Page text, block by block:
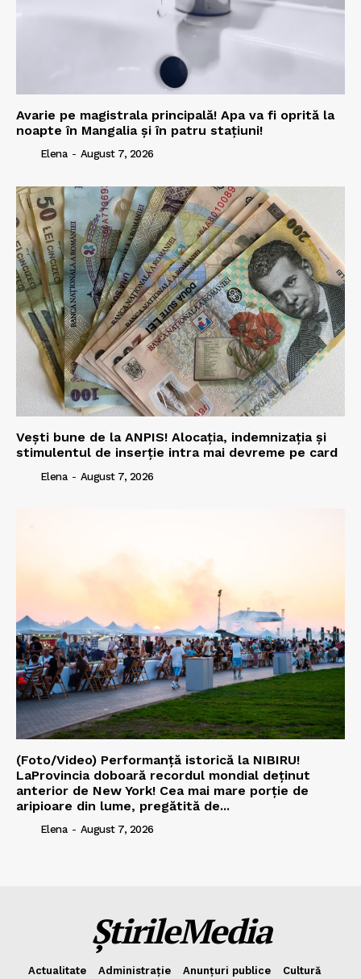
Avarie pe magistrala principală! Apa va fi oprită la
noapte în Mangalia și în patru stațiuni!
Elena - August 7, 2026
Vești bune de la ANPIS! Alocația, indemnizația și
stimulentul de inserție intra mai devreme pe card
Elena - August 7, 2026
(Foto/Video) Performanță istorică la NIBIRU!
LaProvincia doboară recordul mondial deținut
anterior de New York! Cea mai mare porție de
aripioare din lume, pregătită de...
Elena - August 7, 2026
ȘtirileMedia
Actualitate Administrație Anunțuri publice
Cultură